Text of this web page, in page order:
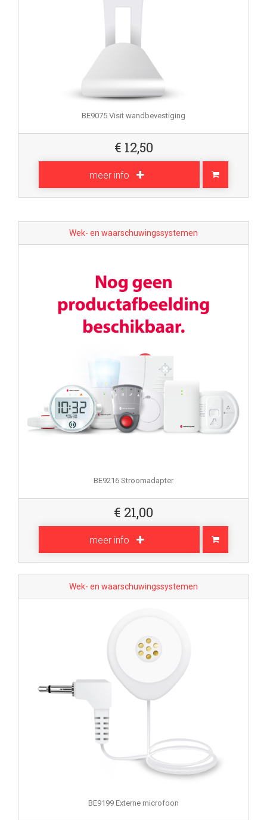
BE9075 Visit wandbevestiging
€ 12,50
meer info
Wek- en waarschuwingssystemen
BE9216 Stroomadapter
€ 21,00
meer info
Wek- en waarschuwingssystemen
BE9199 Externe microfoon